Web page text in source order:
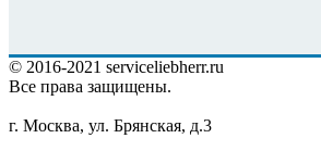
© 2016-2021 serviceliebherr.ru
Все права защищены.
г. Москва, ул. Брянская, д.3